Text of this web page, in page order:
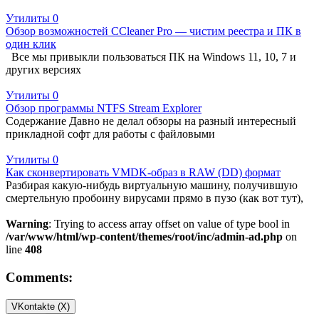
Утилиты 0
Обзор возможностей CCleaner Pro — чистим реестра и ПК в
один клик
Все мы привыкли пользоваться ПК на Windows 11, 10, 7 и
других версиях
Утилиты 0
Обзор программы NTFS Stream Explorer
Содержание Давно не делал обзоры на разный интересный
прикладной софт для работы с файловыми
Утилиты 0
Как сконвертировать VMDK-образ в RAW (DD) формат
Разбирая какую-нибудь виртуальную машину, получившую
смертельную пробоину вирусами прямо в пузо (как вот тут),
Warning: Trying to access array offset on value of type bool in
/var/www/html/wp-content/themes/root/inc/admin-ad.php on
line 408
Comments:
VKontakte (X)